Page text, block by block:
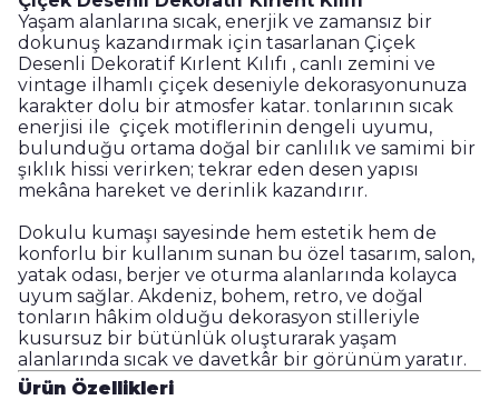
Yaşam alanlarına sıcak, enerjik ve zamansız bir
dokunuş kazandırmak için tasarlanan Çiçek
Desenli Dekoratif Kırlent Kılıfı , canlı zemini ve
vintage ilhamlı çiçek deseniyle dekorasyonunuza
karakter dolu bir atmosfer katar. tonlarının sıcak
enerjisi ile çiçek motiflerinin dengeli uyumu,
bulunduğu ortama doğal bir canlılık ve samimi bir
şıklık hissi verirken; tekrar eden desen yapısı
mekâna hareket ve derinlik kazandırır.
Dokulu kumaşı sayesinde hem estetik hem de
konforlu bir kullanım sunan bu özel tasarım, salon,
yatak odası, berjer ve oturma alanlarında kolayca
uyum sağlar. Akdeniz, bohem, retro, ve doğal
tonların hâkim olduğu dekorasyon stilleriyle
kusursuz bir bütünlük oluşturarak yaşam
alanlarında sıcak ve davetkâr bir görünüm yaratır.
Ürün Özellikleri